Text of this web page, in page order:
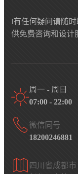
l有任何疑问请随
供免费咨询和设计
周一 - 周日
07:00 - 22:00
微信同号
18200246881
四川省成都市